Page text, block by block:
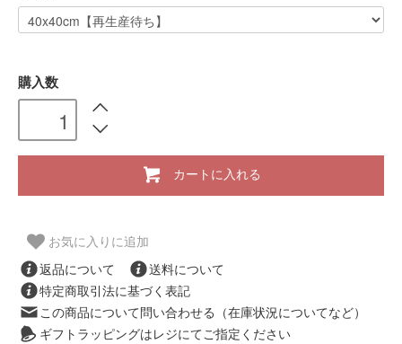
購入数
カートに入れる
お気に入りに追加
返品について
送料について
特定商取引法に基づく表記
この商品について問い合わせる（在庫状況についてなど）
ギフトラッピングはレジにてご指定ください